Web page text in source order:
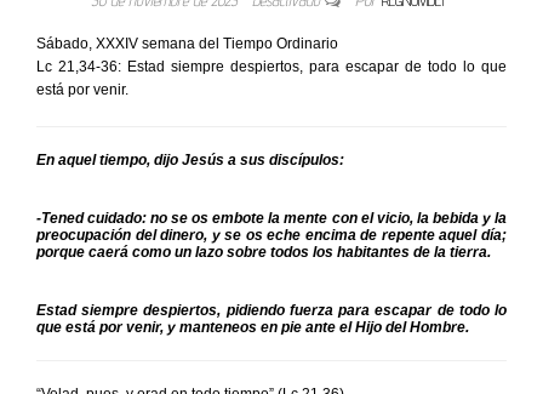
Sábado, XXXIV semana del Tiempo Ordinario
Lc 21,34-36: Estad siempre despiertos, para escapar de todo lo que
está por venir.
En aquel tiempo, dijo Jesús a sus discípulos:
-Tened cuidado: no se os embote la mente con el vicio, la bebida y la
preocupación del dinero, y se os eche encima de repente aquel día;
porque caerá como un lazo sobre todos los habitantes de la tierra.
Estad siempre despiertos, pidiendo fuerza para escapar de todo lo
que está por venir, y manteneos en pie ante el Hijo del Hombre.